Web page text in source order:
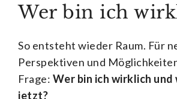
Wer bin ich
So entsteht wieder Raum. Für
Perspektiven und
Frage: Wer bin ich wirklich und
jetzt?